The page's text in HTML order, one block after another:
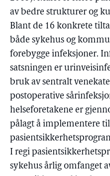
av bedre strukturer og
Blant de 16 konkrete
både sykehus og
forebygge infeksjoner.
satsningen er
bruk av sentralt
postoperative
helseforetakene er
pålagt å implementere
I regi
sykehus årlig omfanget